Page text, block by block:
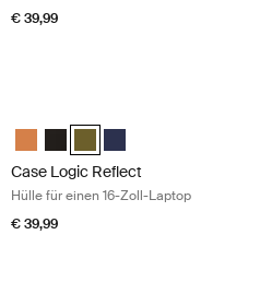
€ 39,99
Case Logic Reflect 16" Laptop
Case Logic Reflect 16" Laptop
Case Logic Reflect 16"
Case Logic Reflect
Case Logic Reflect
Hülle für einen 16-Zoll-Laptop
€ 39,99